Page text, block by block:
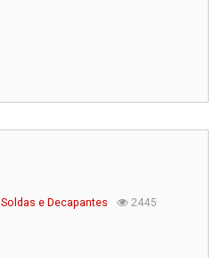
Soldas e Decapantes 2445